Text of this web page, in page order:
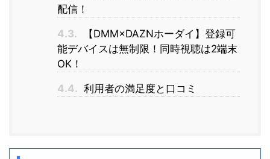
配信！
4.3.
【DMM×DAZNホーダイ】登録可
能デバイスは無制限！同時視聴は2端末
OK！
4.4. 利用者の満足度と口コミ